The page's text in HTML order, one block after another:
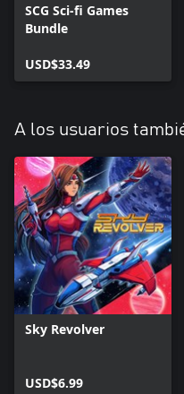
SCG Sci-fi Games
Bundle
USD$33.49
A los usuarios
Sky Revolver
USD$6.99